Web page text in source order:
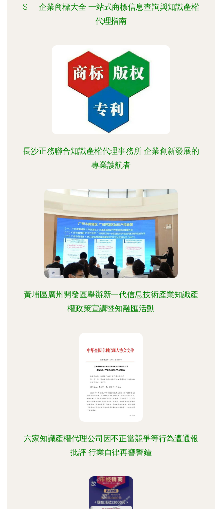
ST - 企業商標大全 一站式商標信息查詢與知識產權
代理指南
長沙正務聯合知識產權代理事務所 企業創新發展的
專業護航者
黃埔區廣州開發區舉辦新一代信息技術產業知識產
權政策宣講暨知融匯活動
六家知識產權代理公司因不正當競爭等行為遭通報
批評 行業自律再響警鐘